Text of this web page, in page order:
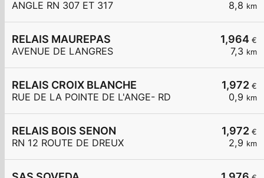
8,8 km
ANGLE RN 307 ET 317
1,964 €
7,3 km
RELAIS MAUREPAS
AVENUE DE LANGRES
1,972 €
0,9 km
RELAIS CROIX BLANCHE
RUE DE LA POINTE DE L'ANGE- RD
1,972 €
2,9 km
RELAIS BOIS SENON
RN 12 ROUTE DE DREUX